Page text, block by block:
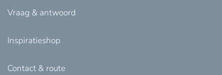
Vraag & antwoord
Inspiratieshop
Contact & route